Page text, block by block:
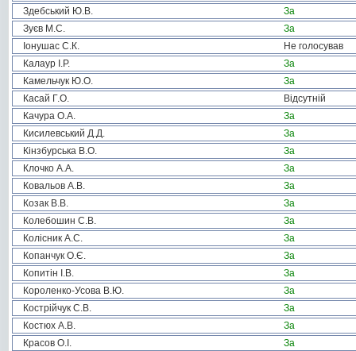
Здебський Ю.В.
За
Зуєв М.С.
За
Іонушас С.К.
Не голосував
Калаур І.Р.
За
Камельчук Ю.О.
За
Касай Г.О.
Відсутній
Качура О.А.
За
Кисилевський Д.Д.
За
Кінзбурська В.О.
За
Клочко А.А.
За
Ковальов А.В.
За
Козак В.В.
За
Колебошин С.В.
За
Колісник А.С.
За
Копанчук О.Є.
За
Копитін І.В.
За
Короленко-Усова В.Ю.
За
Кострійчук С.В.
За
Костюх А.В.
За
Красов О.І.
За